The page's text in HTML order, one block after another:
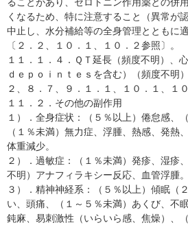
ることがあり、セロトニン作用薬との併
くなるため、特に注意すること（異常が
中止し、水分補給等の全身管理とともに
〔２．２、１０．１、１０．２参照〕。
１１．１．４．ＱＴ延長（頻度不明）、
ｄｅｐｏｉｎｔｅｓを含む）（頻度不明
２、８．７、９．１．１、１０．１、１
１１．２．その他の副作用
１）．全身症状：（５％以上）倦怠感、
（１％未満）無力症、浮腫、熱感、発熱
体重減少。
２）．過敏症：（１％未満）発疹、湿疹
不明）アナフィラキシー反応、血管浮腫。
３）．精神神経系：（５％以上）傾眠（
い、頭痛、（１～５％未満）あくび、不
鈍麻、易刺激性（いらいら感、焦燥）、